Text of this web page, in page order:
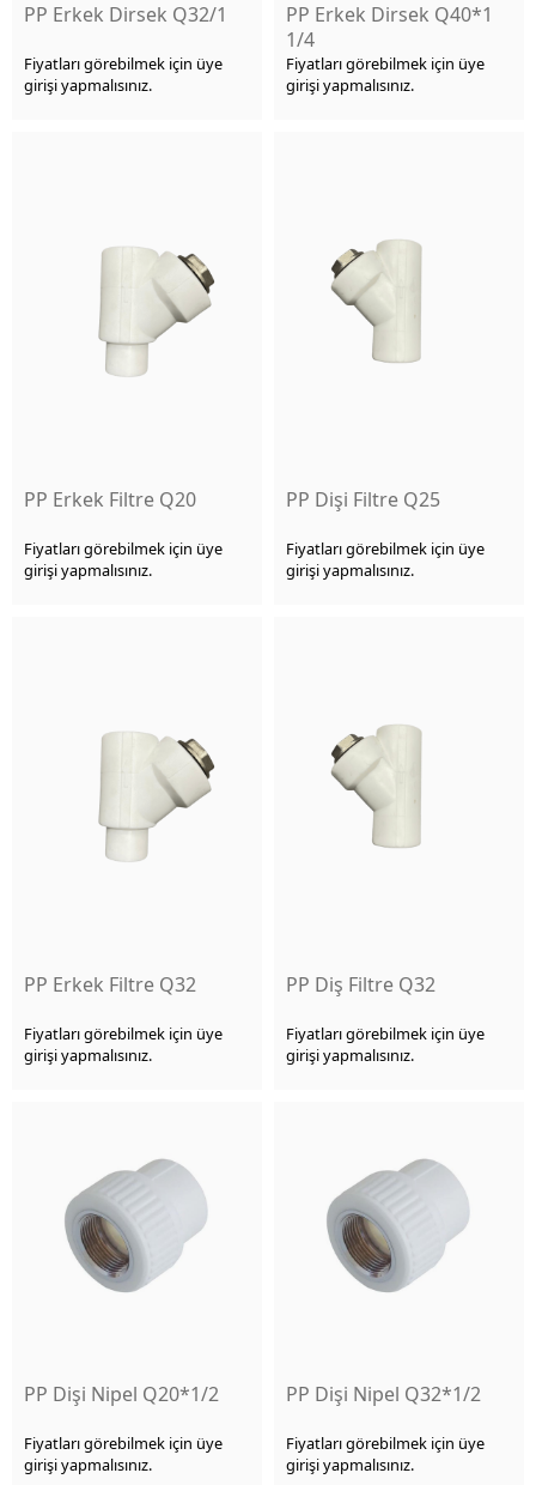
PP Erkek Dirsek Q32/1
Fiyatları görebilmek için üye
girişi yapmalısınız.
PP Erkek Dirsek Q40*1
1/4
Fiyatları görebilmek için üye
girişi yapmalısınız.
PP Erkek Filtre Q20
Fiyatları görebilmek için üye
girişi yapmalısınız.
PP Dişi Filtre Q25
Fiyatları görebilmek için üye
girişi yapmalısınız.
PP Erkek Filtre Q32
Fiyatları görebilmek için üye
girişi yapmalısınız.
PP Diş Filtre Q32
Fiyatları görebilmek için üye
girişi yapmalısınız.
PP Dişi Nipel Q20*1/2
Fiyatları görebilmek için üye
girişi yapmalısınız.
PP Dişi Nipel Q32*1/2
Fiyatları görebilmek için üye
girişi yapmalısınız.